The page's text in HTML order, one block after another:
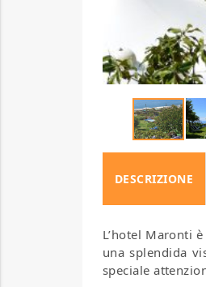
DESCRIZIONE
L’hotel Maronti
una splendida
speciale